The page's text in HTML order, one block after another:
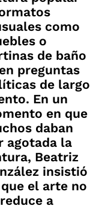
como
o
de baño
preguntas
de largo
En un
en que
daban
agotada la
Beatriz
insistió
el arte no
a